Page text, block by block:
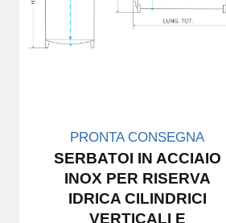
PRONTA CONSEGNA
SERBATOI IN ACCIAIO
INOX PER RISERVA
IDRICA CILINDRICI
VERTICALI E